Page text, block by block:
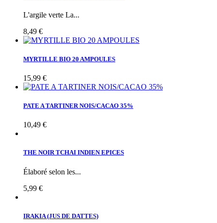
L'argile verte La...
8,49 €
MYRTILLE BIO 20 AMPOULES
15,99 €
PATE A TARTINER NOIS/CACAO 35%
10,49 €
THE NOIR TCHAI INDIEN EPICES
Élaboré selon les...
5,99 €
IRAKIA (JUS DE DATTES)